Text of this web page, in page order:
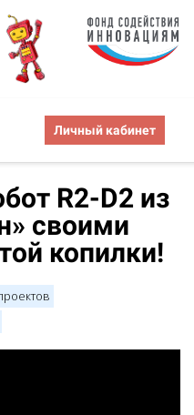
Личный кабинет
R2-D2 из
своими
копилки!